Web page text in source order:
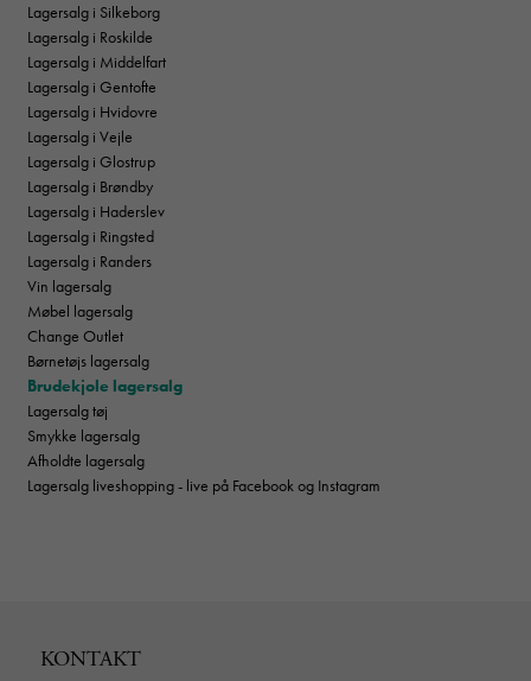
Lagersalg i Silkeborg
Lagersalg i Roskilde
Lagersalg i Middelfart
Lagersalg i Gentofte
Lagersalg i Hvidovre
Lagersalg i Vejle
Lagersalg i Glostrup
Lagersalg i Brøndby
Lagersalg i Haderslev
Lagersalg i Ringsted
Lagersalg i Randers
Vin lagersalg
Møbel lagersalg
Change Outlet
Børnetøjs lagersalg
Brudekjole lagersalg
Lagersalg tøj
Smykke lagersalg
Afholdte lagersalg
Lagersalg liveshopping - live på Facebook og Instagram
KONTAKT